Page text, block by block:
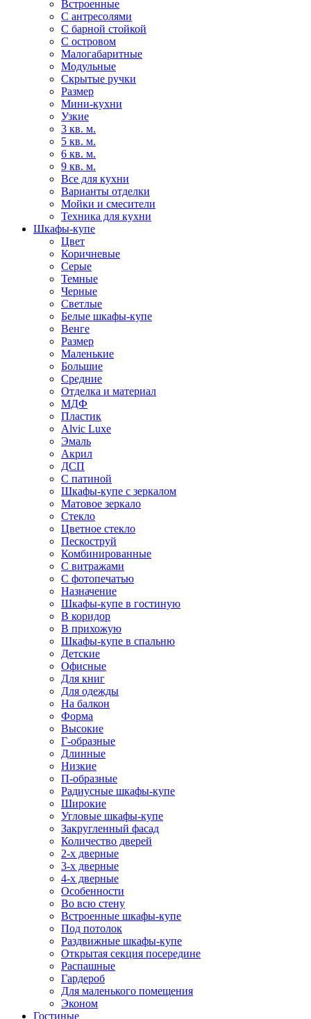
Встроенные
С антресолями
С барной стойкой
С островом
Малогабаритные
Модульные
Скрытые ручки
Размер
Мини-кухни
Узкие
3 кв. м.
5 кв. м.
6 кв. м.
9 кв. м.
Все для кухни
Варианты отделки
Мойки и смесители
Техника для кухни
Шкафы-купе
Цвет
Коричневые
Серые
Темные
Черные
Светлые
Белые шкафы-купе
Венге
Размер
Маленькие
Большие
Средние
Отделка и материал
МДФ
Пластик
Alvic Luxe
Эмаль
Акрил
ДСП
С патиной
Шкафы-купе с зеркалом
Матовое зеркало
Стекло
Цветное стекло
Пескоструй
Комбинированные
С витражами
С фотопечатью
Назначение
Шкафы-купе в гостиную
В коридор
В прихожую
Шкафы-купе в спальню
Детские
Офисные
Для книг
Для одежды
На балкон
Форма
Высокие
Г-образные
Длинные
Низкие
П-образные
Радиусные шкафы-купе
Широкие
Угловые шкафы-купе
Закругленный фасад
Количество дверей
2-х дверные
3-х дверные
4-х дверные
Особенности
Во всю стену
Встроенные шкафы-купе
Под потолок
Раздвижные шкафы-купе
Открытая секция посередине
Распашные
Гардероб
Для маленького помещения
Эконом
Гостиные